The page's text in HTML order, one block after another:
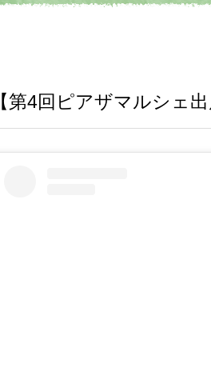
【第4回ピアザマルシェ